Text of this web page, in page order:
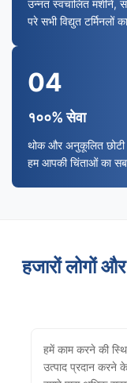
उन्नत स्वचालित मशीनें,
परे सभी विद्युत टर्मिनलों
04
१००% सेवा
थोक और अनुकूलित छोटी
हम आपकी चिंताओं का
हजारों लोगों और
हमें काम करने की
उत्पाद प्रदान करने